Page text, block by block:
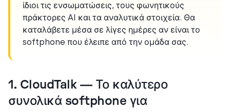
ίδιοι τις ενσωματώσεις, τους φωνητικούς
πράκτορες AI και τα αναλυτικά στοιχεία. Θα
καταλάβετε μέσα σε λίγες ημέρες αν είναι το
softphone που έλειπε από την ομάδα σας.
1. CloudTalk — Το καλύτερο
συνολικά softphone για